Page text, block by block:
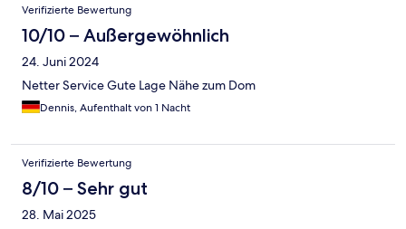
Verifizierte Bewertung
10/10 – Außergewöhnlich
24. Juni 2024
Netter Service Gute Lage Nähe zum Dom
Dennis, Aufenthalt von 1 Nacht
Verifizierte Bewertung
8/10 – Sehr gut
28. Mai 2025